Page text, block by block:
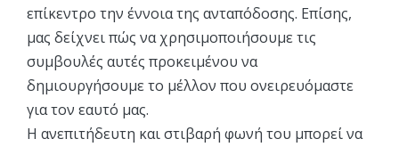
επίκεντρο την έννοια της ανταπόδοσης. Επίσης,
μας δείχνει πώς να χρησιμοποιήσουμε τις
συμβουλές αυτές προκειμένου να
δημιουργήσουμε το μέλλον που ονειρευόμαστε
για τον εαυτό μας.
Η ανεπιτήδευτη και στιβαρή φωνή του μπορεί να